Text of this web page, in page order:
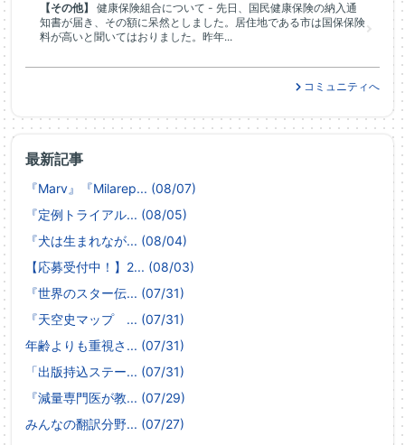
最新記事
『Marv』『Milarep... (08/07)
『定例トライアル... (08/05)
『犬は生まれなが... (08/04)
【応募受付中！】2... (08/03)
『世界のスター伝... (07/31)
『天空史マップ ... (07/31)
年齢よりも重視さ... (07/31)
「出版持込ステー... (07/31)
『減量専門医が教... (07/29)
みんなの翻訳分野... (07/27)
【その他】
健康保険組合について - 先日、国民健康保険の納入通
知書が届き、その額に呆然としました。居住地である市は国保保険
料が高いと聞いてはおりました。昨年...
コミュニティへ